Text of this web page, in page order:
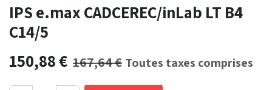
IPS e.max CADCEREC/inLab LT B4
C14/5
150,88€ 167,64€ Toutes taxes comprises